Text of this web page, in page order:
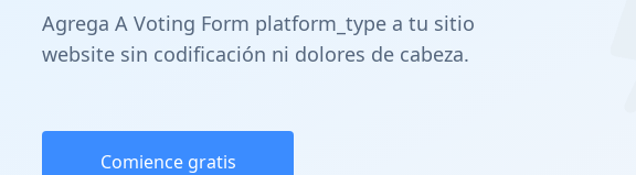
Agrega A Voting Form platform_type a tu sitio
website sin codificación ni dolores de cabeza.
Comience gratis